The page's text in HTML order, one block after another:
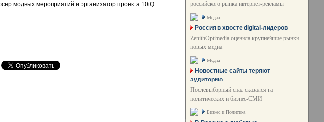
модных мероприятий и организатор проекта 10iQ.
российского рынка интернет-рекламы
Медиа
Россия в хвосте digital-лидеров
ZenithOptimedia оценила крупнейшие рынки
новых медиа
Медиа
Новостные сайты теряют
аудиторию
Послевыборный спад сказался на
политических и бизнес-СМИ
Бизнес и Политика